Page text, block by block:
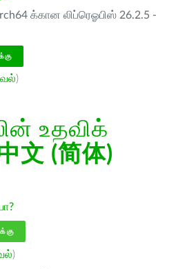
க்கான லிப்ரெஓபிஸ் 26.2.5 -
)
உதவிக்
文 (简体)
)